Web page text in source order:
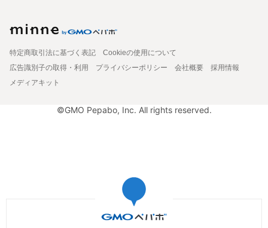
特定商取引法に基づく表記
Cookieの使用について
広告識別子の取得・利用
プライバシーポリシー 会社概要
採用情報
メディアキット
©GMO Pepabo, Inc. All rights reserved.